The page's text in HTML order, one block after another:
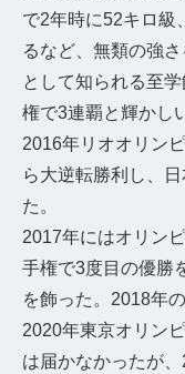
で2年時に52キロ級
るなど、無類の強
として知られる至
権で3連覇と輝かし
2016年リオオリン
ら大逆転勝利し、
た。
2017年にはオリン
手権で3度目の優勝
を飾った。2018年
2020年東京オリン
は届かなかったが